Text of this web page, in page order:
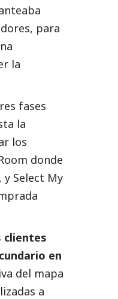
para
la
fases
la
los
donde
Select My
clientes
en
del mapa
a